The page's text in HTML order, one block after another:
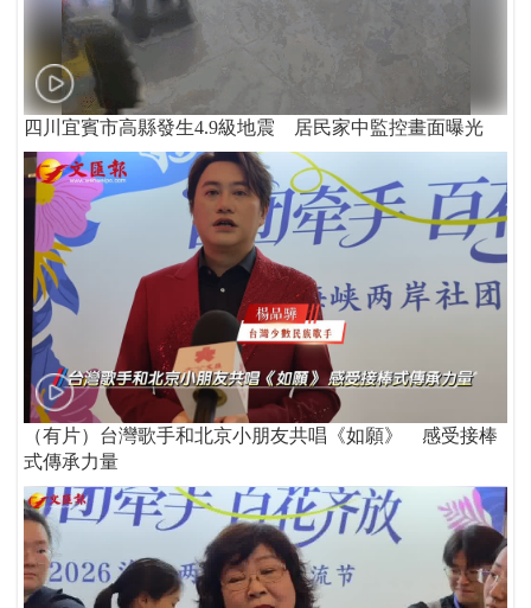
四川宜賓市高縣發生4.9級地震 居民家中監控畫面曝光
（有片）台灣歌手和北京小朋友共唱《如願》 感受接棒
式傳承力量